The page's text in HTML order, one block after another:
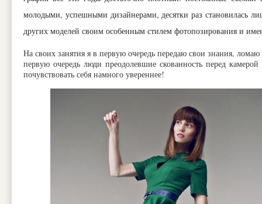
молодыми, успешными дизайнерами, десятки раз становилась
других моделей своим особенным стилем фотопозирования и
На своих занятия я в первую очередь передаю свои знания,
первую очередь люди преодолевшие скованность перед
почувствовать себя намного увереннее!